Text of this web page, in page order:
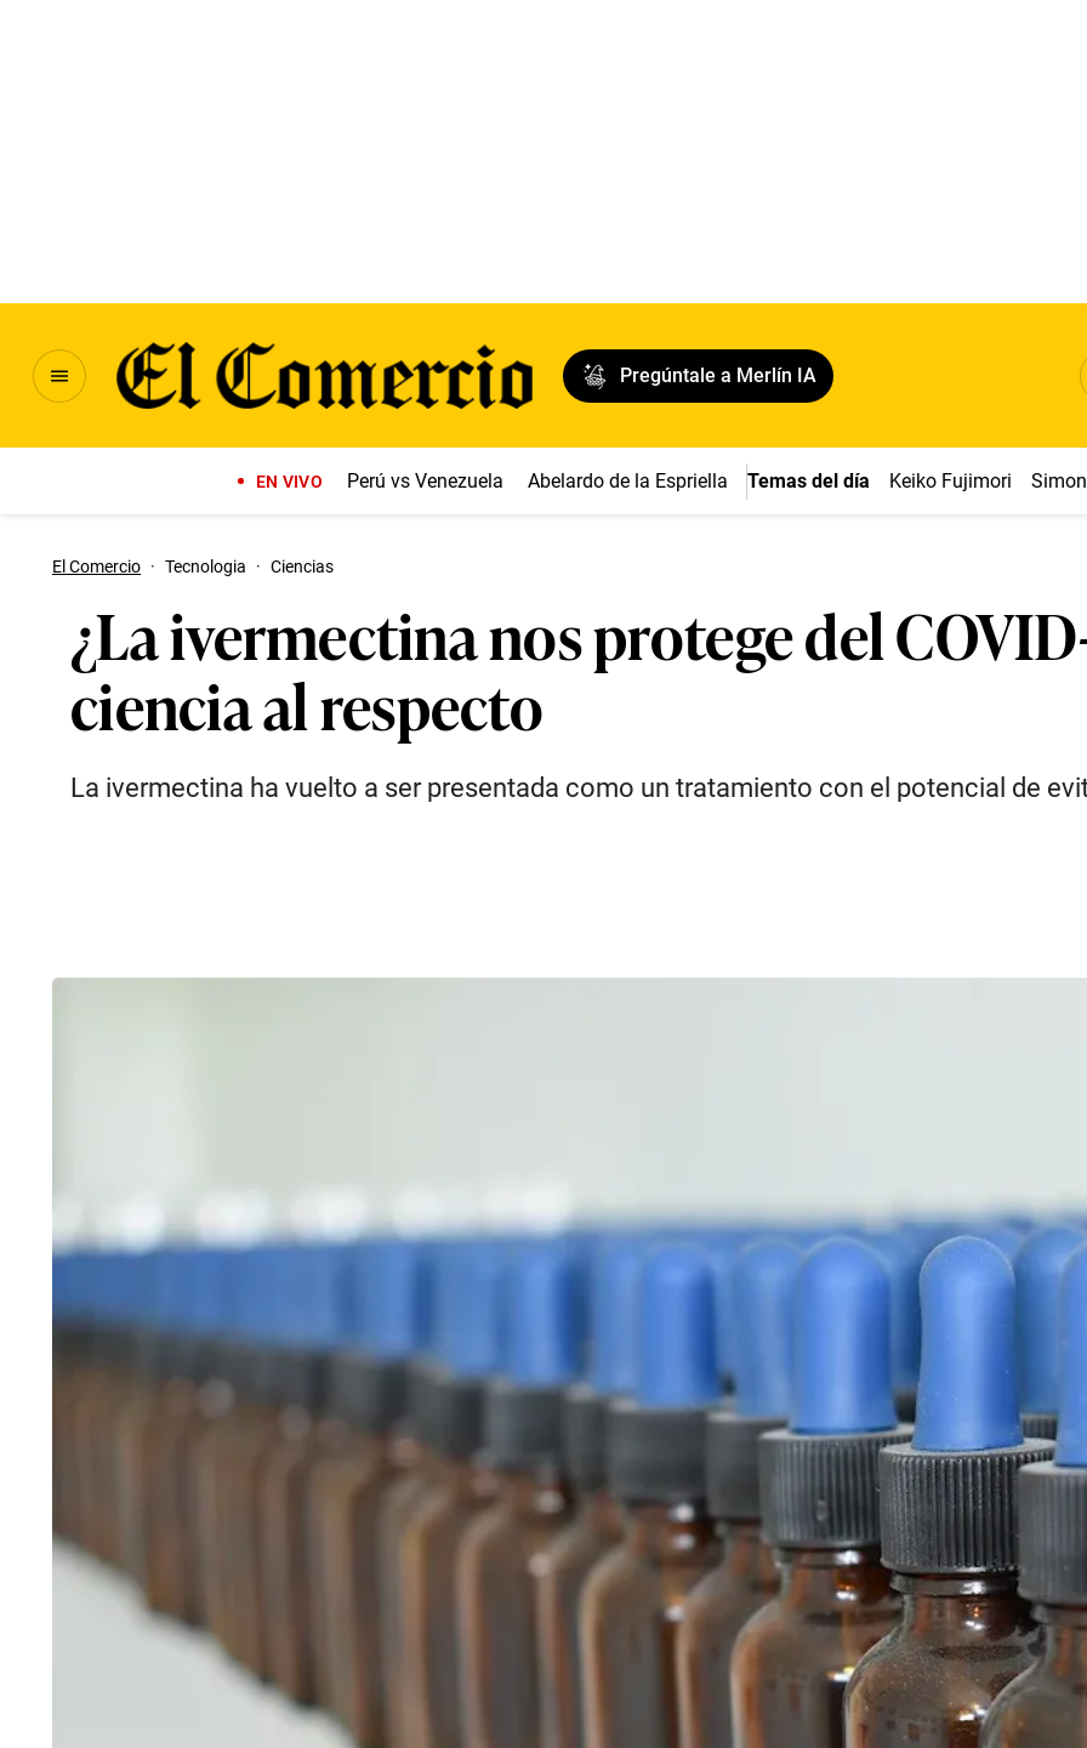
Pregúntale a Merlín IA
EN VIVO Perú vs Venezuela Abelardo de la Espriella Temas del día Keiko Fujimori
El Comercio · Tecnologia · Ciencias
¿La ivermectina nos protege del
ciencia al respecto
La ivermectina ha vuelto a ser presentada como un tratamiento con el potencial de